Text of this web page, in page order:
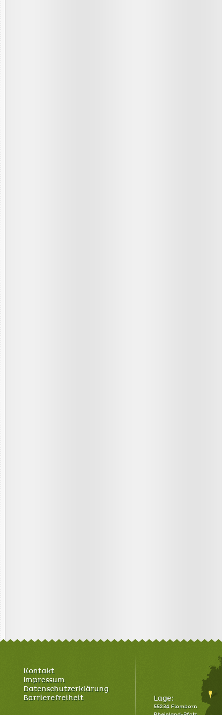
Kontakt
Impressum
Datenschutzerklärung
Barrierefreiheit
Lage:
55234 Flomborn